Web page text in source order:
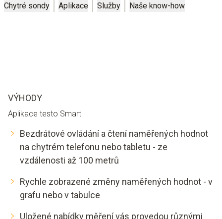
Chytré sondy Aplikace Služby Naše know-how
VÝHODY
Aplikace testo Smart
Bezdrátové ovládání a čtení naměřených hodnot
na chytrém telefonu nebo tabletu - ze
vzdálenosti až 100 metrů
Rychle zobrazené změny naměřených hodnot - v
grafu nebo v tabulce
Uložené nabídky měření vás provedou různými